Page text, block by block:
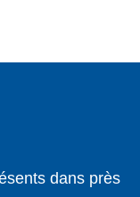
dans près